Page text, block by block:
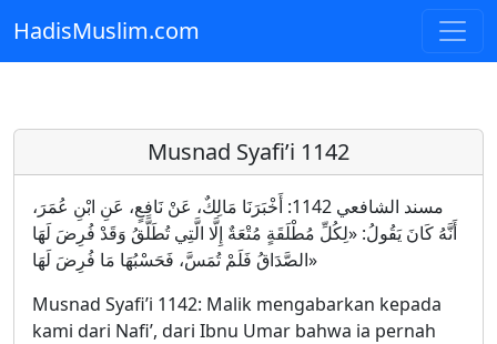
Skip to main content
HadisMuslim.com
Musnad Syafi’i 1142
مسند الشافعي 1142: أَخْبَرَنَا مَالِكٌ، عَنْ نَافِعٍ، عَنِ ابْنِ عُمَرَ،
أَنَّهُ كَانَ يَقُولُ: «لِكُلِّ مُطْلَقَةٍ مُتْعَةٌ إِلَّا الَّتِي تُطَلَّقُ وَقَدْ فُرِضَ لَهَا
الصَّدَاقُ فَلَمْ تُمَسَّ، فَحَسْبُهَا مَا فُرِضَ لَهَا»
Musnad Syafi’i 1142: Malik mengabarkan kepada
kami dari Nafi’, dari Ibnu Umar bahwa ia pernah